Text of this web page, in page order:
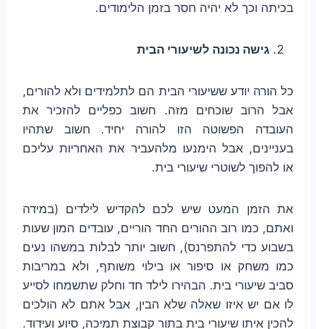
בכיתה וכך לא יהיה חסר בזמן הלימודים.
גישה נכונה לשיעורי הבית
כל הורה יודע ששיעורי הבית הם לתלמידים ולא להורים,
אבל הרוב שוכחים מזה. חשוב כפליים להזכיר את
העובדה הפשוטה הזו להורה יחיד. חשוב שתהיו
בעניינים, אבל הימנעו מלהעביר את האחריות עליכם
או להפוך לשוטרי שיעורי בית.
את הזמן המעט שיש לכם להקדיש לילדים (במידה
ואתם, כמו רוב ההורים החד הוריים, עובדים המון שעות
בשבוע כדי להתפרנס), חשוב יותר לבלות במשהו נעים
כמו משחק או סיפור או בילוי משותף, ולא במריבות
סביב שיעורי בית. הבהירו לילד חד וחלק שתשמחו לסייע
לו אם יש איזו שאלה שלא הבין, אבל אתם לא הולכים
להכין איתו שיעורי בית בתור קבוצת תמיכה, סיוע ועידוד.